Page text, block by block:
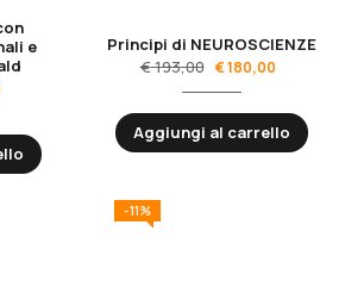
e
Principi di NEUROSCIENZE
€193,00 €180,00
Aggiungi al carrello
-11%